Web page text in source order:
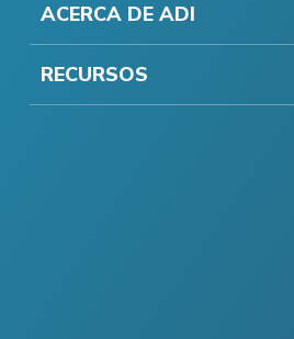
ACERCA DE ADI
RECURSOS